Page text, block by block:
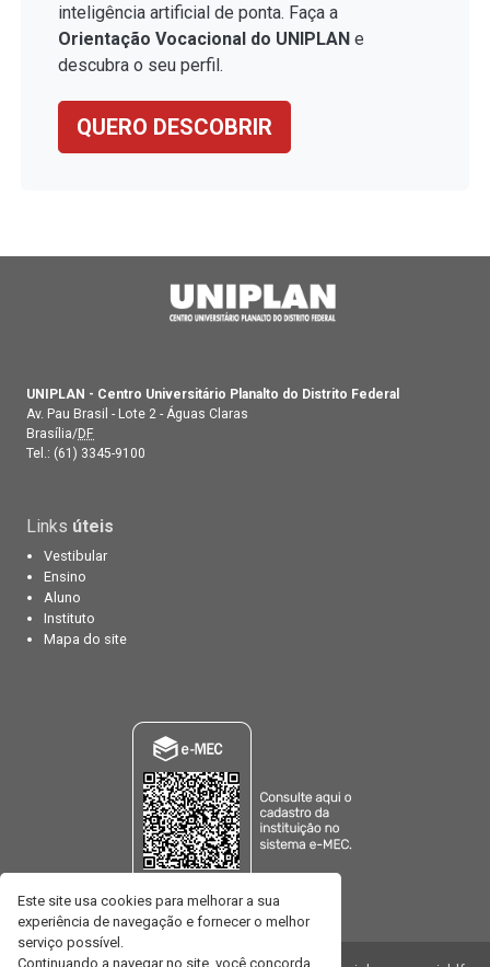
Este site usa cookies para melhorar a sua
experiência de navegação e fornecer o melhor
serviço possível.
Continuando a navegar no site, você concorda
inteligência artificial de ponta. Faça a
Orientação Vocacional do UNIPLAN e
descubra o seu perfil.
QUERO DESCOBRIR
UNIPLAN - Centro Universitário Planalto do Distrito Federal
Av. Pau Brasil - Lote 2 - Águas Claras
Brasília/DF
Tel.: (61) 3345-9100
Links úteis
Vestibular
Ensino
Aluno
Instituto
Mapa do site